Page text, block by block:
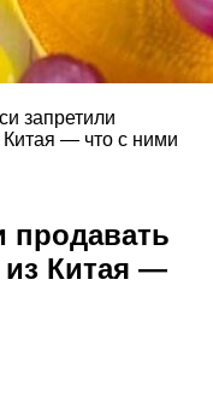
запретили
Китая — что с ними
продавать
из Китая —